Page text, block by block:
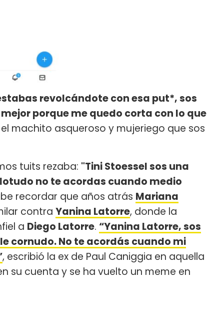
revolcándote con esa put*, sos
porque me quedo corta con lo que
machito asqueroso y mujeriego que sos
tuits rezaba: "Tini Stoessel sos una
no te acordas cuando medio
recordar que años atrás Mariana
contra Yanina Latorre, donde la
a Diego Latorre. “Yanina Latorre, sos
cornudo. No te acordás cuando mi
, escribió la ex de Paul Caniggia en aquella
su cuenta y se ha vuelto un meme en